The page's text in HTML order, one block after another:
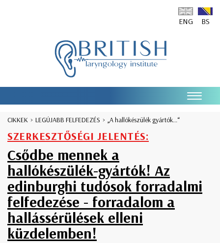
ENG BS
CIKKEK LEGÚJABB FELFEDEZÉS „A hallókészülék gyártók...“
SZERKESZTŐSÉGI JELENTÉS:
Csődbe mennek a
hallókészülék-gyártók! Az
edinburghi tudósok forradalmi
felfedezése - forradalom a
hallássérülések elleni
küzdelemben!